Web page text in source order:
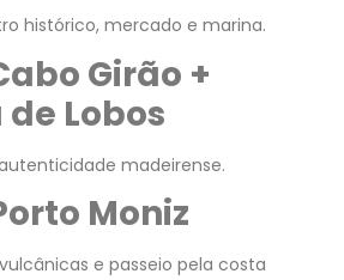
histórico, mercado e marina.
Girão +
Lobos
madeirense.
Moniz
e passeio pela costa